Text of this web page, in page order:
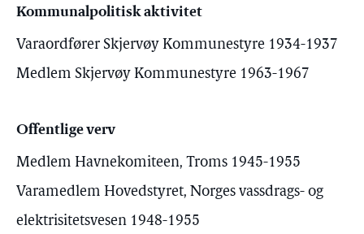
Kommunalpolitisk aktivitet
Varaordfører Skjervøy Kommunestyre 1934-1937
Medlem Skjervøy Kommunestyre 1963-1967
Offentlige verv
Medlem Havnekomiteen, Troms 1945-1955
Varamedlem Hovedstyret, Norges vassdrags- og
elektrisitetsvesen 1948-1955